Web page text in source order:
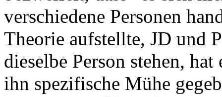
verschiedene Personen
Theorie aufstellte, JD und
dieselbe Person stehen,
ihn spezifische Mühe